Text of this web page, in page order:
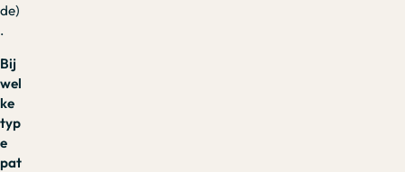
de)
.
Bij
wel
ke
typ
e
pat